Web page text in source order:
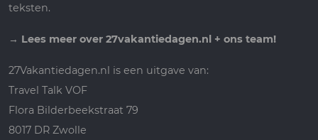
teksten.
→ Lees meer over 27vakantiedagen.nl + ons team!
27Vakantiedagen.nl is een uitgave van:
Travel Talk VOF
Flora Bilderbeekstraat 79
8017 DR Zwolle